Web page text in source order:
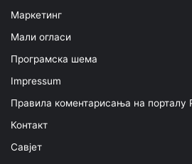
Маркетинг
Мали огласи
Програмска шема
Impressum
Правила коментарисања на порталу
Контакт
Савјет